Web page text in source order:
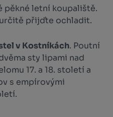
pěkné letní koupaliště.
přijďte ochladit.
v Kostníkách. Poutní
sty lipami nad
17. a 18. století a
s empírovými